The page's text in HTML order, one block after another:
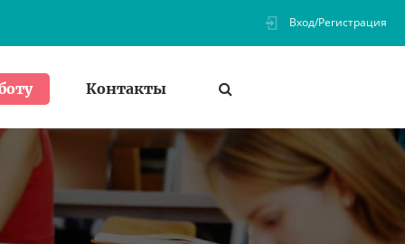
Вход/Регистрация
Контакты